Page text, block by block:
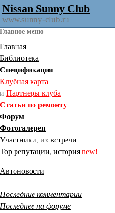
Nissan Sunny Club
www.sunny-club.ru
Главное меню
Главная
Библиотека
Спецификация
Клубная карта
и Партнеры клуба
Статьи по ремонту
Форум
Фотогалерея
Участники, их встречи
Тор репутации, история new!
Автоновости
Последние комментарии
Последнее на форуме